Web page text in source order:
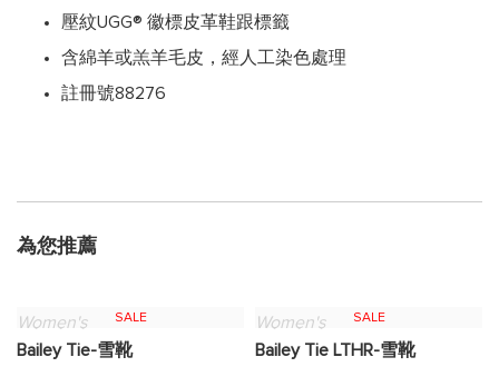
壓紋UGG® 徽標皮革鞋跟標籤
含綿羊或羔羊毛皮，經人工染色處理
註冊號88276
為您推薦
SALE
Women's
Bailey Tie-雪靴
SALE
Women's
Bailey Tie LTHR-雪靴